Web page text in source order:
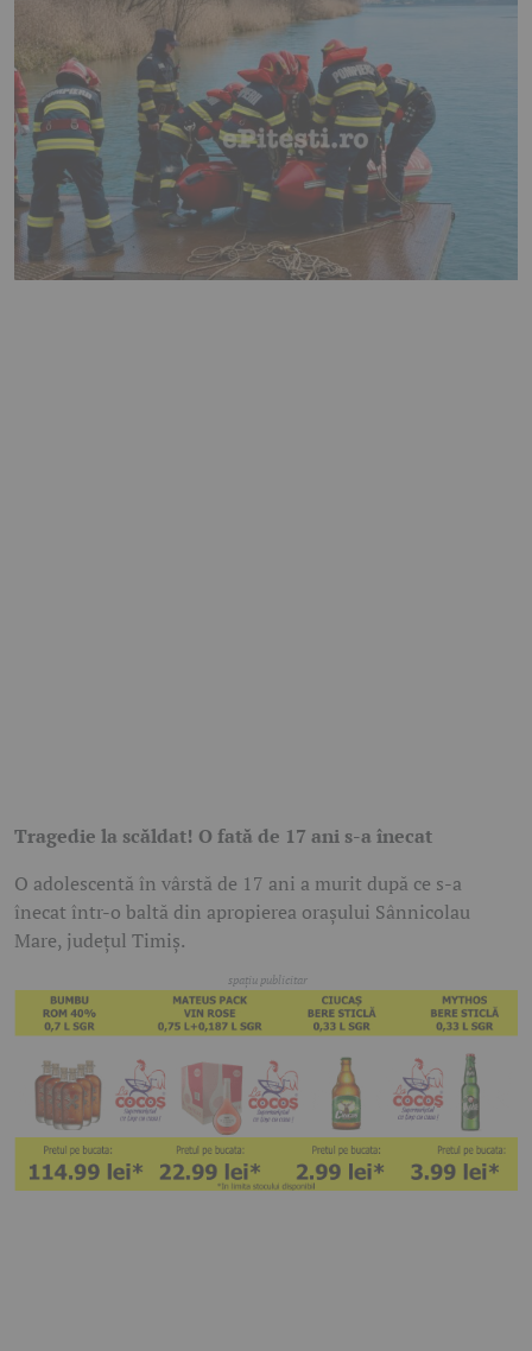
Tragedie la scăldat! O fată de 17 ani s-a înecat
O adolescentă în vârstă de 17 ani a murit după ce s-a
înecat într-o baltă din apropierea orașului Sânnicolau
Mare, județul Timiș.